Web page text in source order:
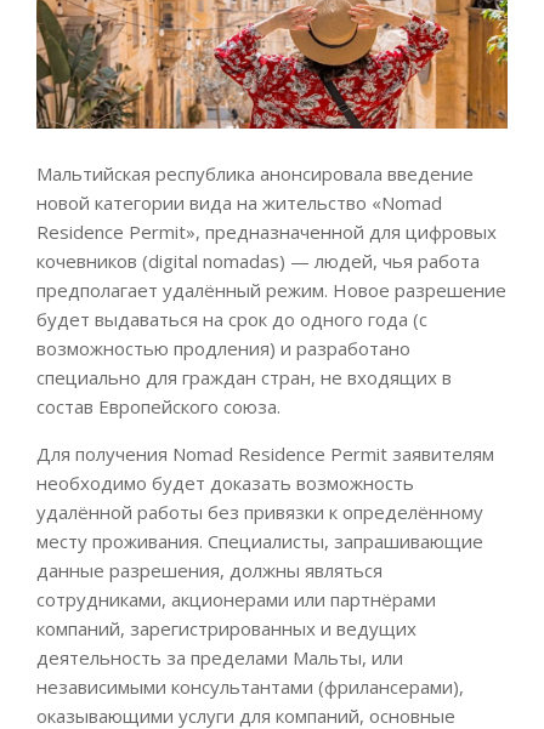
Мальтийская республика анонсировала введение
новой категории вида на жительство «Nomad
Residence Permit», предназначенной для цифровых
кочевников (digital nomadas) — людей, чья работа
предполагает удалённый режим. Новое разрешение
будет выдаваться на срок до одного года (с
возможностью продления) и разработано
специально для граждан стран, не входящих в
состав Европейского союза.
Для получения Nomad Residence Permit заявителям
необходимо будет доказать возможность
удалённой работы без привязки к определённому
месту проживания. Специалисты, запрашивающие
данные разрешения, должны являться
сотрудниками, акционерами или партнёрами
компаний, зарегистрированных и ведущих
деятельность за пределами Мальты, или
независимыми консультантами (фрилансерами),
оказывающими услуги для компаний, основные